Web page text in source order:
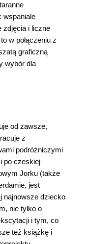
wspaniale
zdjęcia i liczne
w połączeniu z
graficzną
wybór dla
od zawsze,
z
podróżniczymi
po czeskiej
Jorku (także
jest
najnowsze dziecko
nie tylko o
i tym, co
też książkę i